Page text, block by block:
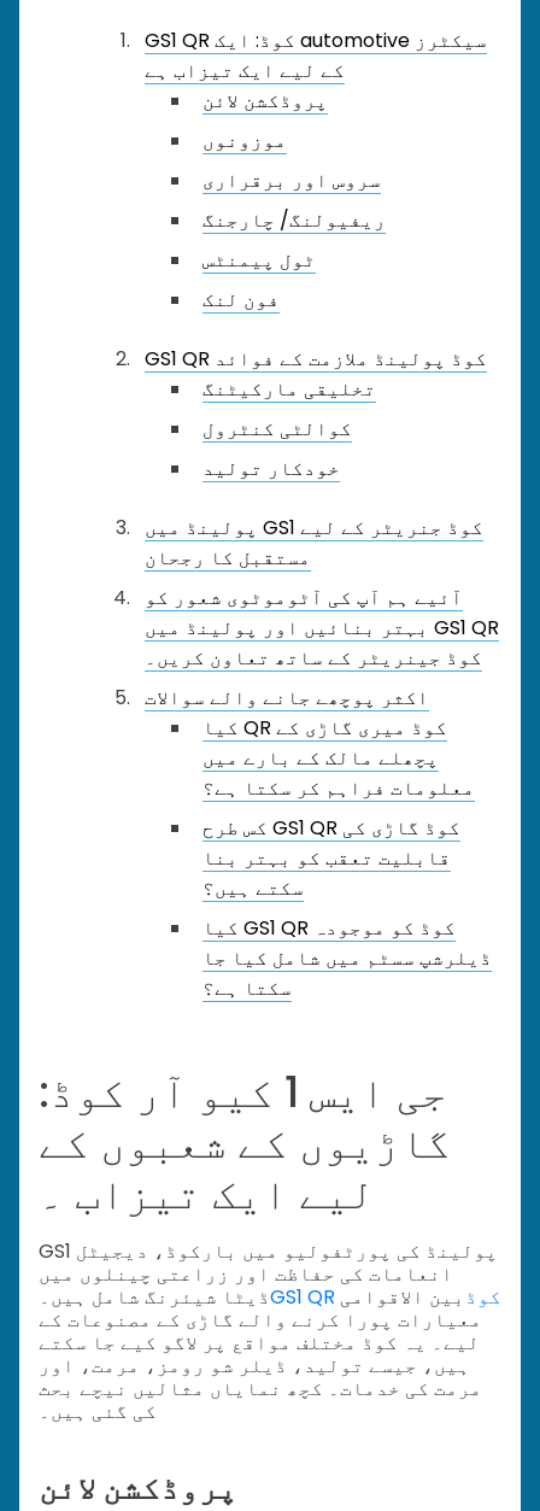
GS1 QR کوڈ: ایک automotive سیکٹرز
کے لیے ایک تیزاب ہے
پروڈکشن لائن
موزونوں
سروس اور برقراری
ریفیولنگ/ چارجنگ
ٹول پیمنٹس
فون لنک
GS1 QR کوڈ پولینڈ ملازمت کے فوائد
تخلیقی مارکیٹنگ
کوالٹی کنٹرول
خودکار تولید
پولینڈ میں GS1 کوڈ جنریٹر کے لیے
مستقبل کا رجحان
آئیے ہم آپ کی آٹوموٹوی شعور کو
بہتر بنائیں اور پولینڈ میں GS1 QR
کوڈ جینریٹر کے ساتھ تعاون کریں۔
اکثر پوچھے جانے والے سوالات
کیا QR کوڈ میری گاڑی کے
پچھلے مالک کے بارے میں
معلومات فراہم کر سکتا ہے؟
کس طرح GS1 QR کوڈ گاڑی کی
قابلیت تعقب کو بہتر بنا
سکتے ہیں؟
کیا GS1 QR کوڈ کو موجودہ
ڈیلرشپ سسٹم میں شامل کیا جا
سکتا ہے؟
جی ایس 1 کیو آر کوڈ:
گاڑیوں کے شعبوں کے
لیے ایک تیزاب ۔
GS1 پولینڈ کی پورٹفولیو میں بارکوڈ، دیجیٹل
انعامات کی حفاظت اور زراعتی چینلوں میں
ڈیٹا شیئرنگ شامل ہیں۔
GS1 QR کوڈ بین الاقوامی
معیارات پورا کرنے والے گاڑی کے مصنوعات کے
لیے۔ یہ کوڈ مختلف مواقع پر لاگو کیے جا سکتے
ہیں، جیسے تولید، ڈیلر شو رومز، مرمت، اور
مرمت کی خدمات۔ کچھ نمایاں مثالیں نیچے بحث
کی گئی ہیں۔
پروڈکشن لائن